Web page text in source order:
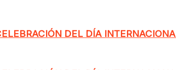
DEL DÍA